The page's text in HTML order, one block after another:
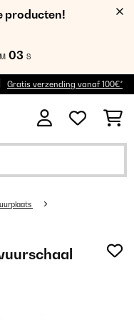
producten!
M 03 S
Gratis verzending vanaf 100€*